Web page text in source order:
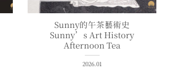
Sunny的午茶藝術史
Sunny’s Art History
Afternoon Tea
2026.01